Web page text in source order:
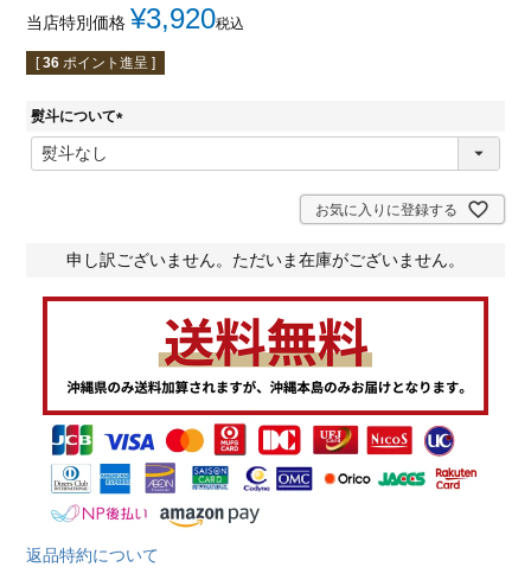
当店特別価格 ¥3,920税込
[ 36 ポイント進呈 ]
熨斗について
(
お気に入りに登録する
申し訳ございません。ただいま在庫がございません。
返品特約について